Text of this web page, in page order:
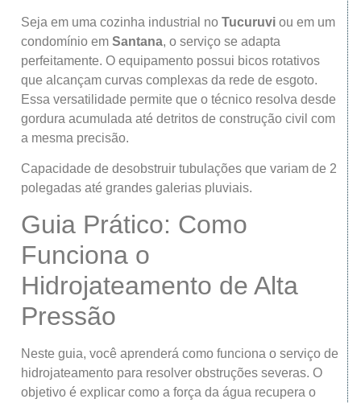
Seja em uma cozinha industrial no Tucuruvi ou em um
condomínio em Santana, o serviço se adapta
perfeitamente. O equipamento possui bicos rotativos
que alcançam curvas complexas da rede de esgoto.
Essa versatilidade permite que o técnico resolva desde
gordura acumulada até detritos de construção civil com
a mesma precisão.
Capacidade de desobstruir tubulações que variam de 2
polegadas até grandes galerias pluviais.
Guia Prático: Como
Funciona o
Hidrojateamento de Alta
Pressão
Neste guia, você aprenderá como funciona o serviço de
hidrojateamento para resolver obstruções severas. O
objetivo é explicar como a força da água recupera o